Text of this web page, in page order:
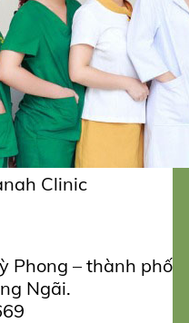
Clinic
Phong – thành phố
Ngãi.